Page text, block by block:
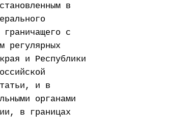
в
с
регулярных
и Республики
и в
органами
в границах